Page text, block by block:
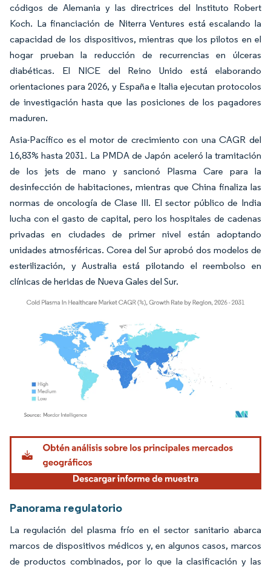
códigos de Alemania y las directrices del Instituto Robert
Koch. La financiación de Niterra Ventures está escalando la
capacidad de los dispositivos, mientras que los pilotos en el
hogar prueban la reducción de recurrencias en úlceras
diabéticas. El NICE del Reino Unido está elaborando
orientaciones para 2026, y España e Italia ejecutan protocolos
de investigación hasta que las posiciones de los pagadores
maduren.
Asia-Pacífico es el motor de crecimiento con una CAGR del
16,83% hasta 2031. La PMDA de Japón aceleró la tramitación
de los jets de mano y sancionó Plasma Care para la
desinfección de habitaciones, mientras que China finaliza las
normas de oncología de Clase III. El sector público de India
lucha con el gasto de capital, pero los hospitales de cadenas
privadas en ciudades de primer nivel están adoptando
unidades atmosféricas. Corea del Sur aprobó dos modelos de
esterilización, y Australia está pilotando el reembolso en
clínicas de heridas de Nueva Gales del Sur.
Imagen © Mordor Intelligence. El uso requiere atribución según CC BY 4.0.
Panorama regulatorio
La regulación del plasma frío en el sector sanitario abarca
marcos de dispositivos médicos y, en algunos casos, marcos
de productos combinados, por lo que la clasificación y las